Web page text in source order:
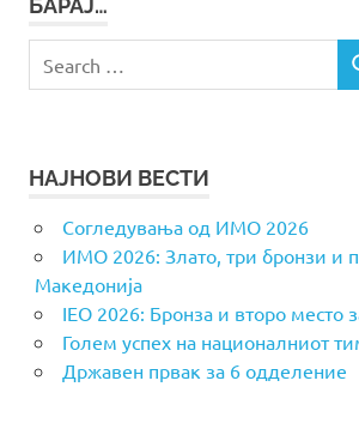
БАРАЈ…
for:
НАЈНОВИ ВЕСТИ
Согледувања од ИМО 2026
ИМО 2026: Злато, три бронзи и
Македонија
IEO 2026: Бронза и второ место
Голем успех на националниот
Државен првак за 6 одделение